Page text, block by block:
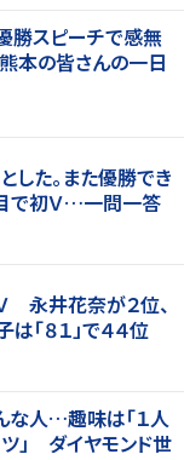
勝スピーチで感無
熊本の皆さんの一日
した。また優勝でき
で初Ｖ…一問一答
永井花奈が２位、
８１」で４４位
な人…趣味は「１人
ツ」 ダイヤモンド世